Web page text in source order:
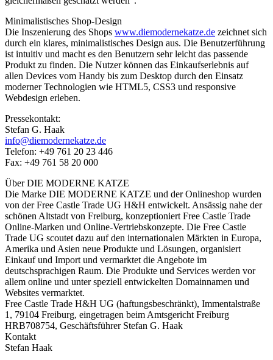
Minimalistisches Shop-Design
Die Inszenierung des Shops www.diemodernekatze.de zeichnet sich
durch ein klares, minimalistisches Design aus. Die Benutzerführung
ist intuitiv und macht es den Benutzern sehr leicht das passende
Produkt zu finden. Die Nutzer können das Einkaufserlebnis auf
allen Devices vom Handy bis zum Desktop durch den Einsatz
moderner Technologien wie HTML5, CSS3 und responsive
Webdesign erleben.
Pressekontakt:
Stefan G. Haak
info@diemodernekatze.de
Telefon: +49 761 20 23 446
Fax: +49 761 58 20 000
Über DIE MODERNE KATZE
Die Marke DIE MODERNE KATZE und der Onlineshop wurden
von der Free Castle Trade UG H&H entwickelt. Ansässig nahe der
schönen Altstadt von Freiburg, konzeptioniert Free Castle Trade
Online-Marken und Online-Vertriebskonzepte. Die Free Castle
Trade UG scoutet dazu auf den internationalen Märkten in Europa,
Amerika und Asien neue Produkte und Lösungen, organisiert
Einkauf und Import und vermarktet die Angebote im
deutschsprachigen Raum. Die Produkte und Services werden vor
allem online und unter speziell entwickelten Domainnamen und
Websites vermarktet.
Free Castle Trade H&H UG (haftungsbeschränkt), Immentalstraße
1, 79104 Freiburg, eingetragen beim Amtsgericht Freiburg
HRB708754, Geschäftsführer Stefan G. Haak
Kontakt
Stefan Haak